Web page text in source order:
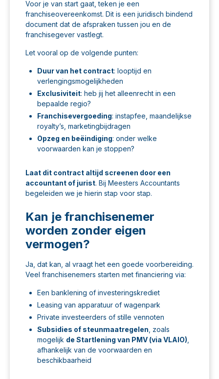
Voor je van start gaat, teken je een
franchiseovereenkomst. Dit is een juridisch bindend
document dat de afspraken tussen jou en de
franchisegever vastlegt.
Let vooral op de volgende punten:
Duur van het contract: looptijd en
verlengingsmogelijkheden
Exclusiviteit: heb jij het alleenrecht in een
bepaalde regio?
Franchisevergoeding: instapfee, maandelijkse
royalty’s, marketingbijdragen
Opzeg en beëindiging: onder welke
voorwaarden kan je stoppen?
Laat dit contract altijd screenen door een
accountant of jurist. Bij Meesters Accountants
begeleiden we je hierin stap voor stap.
Kan je franchisenemer
worden zonder eigen
vermogen?
Ja, dat kan, al vraagt het een goede voorbereiding.
Veel franchisenemers starten met financiering via:
Een banklening of investeringskrediet
Leasing van apparatuur of wagenpark
Private investeerders of stille vennoten
Subsidies of steunmaatregelen , zoals
mogelijk de Startlening van PMV (via VLAIO)
afhankelijk van de voorwaarden en
beschikbaarheid